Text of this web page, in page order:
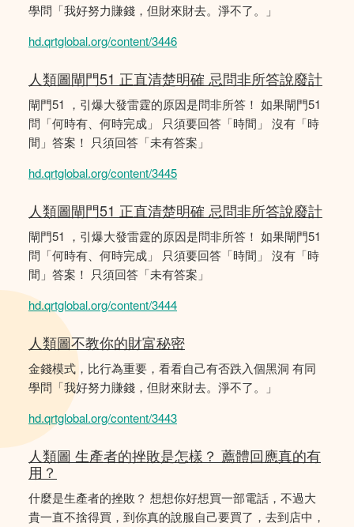
學問「我好努力賺錢，但財來財去。淨不了。」
hd.qrtglobal.org/content/3446
人類圖閘門51 正直清楚明確 忌問非所答說廢計
閘門51 ，引爆大發雷霆的原因是問非所答！ 如果閘門51
問「何時有、何時完成」 只須要回答「時間」 沒有「時
間」答案！ 只須回答「未有答案」
hd.qrtglobal.org/content/3445
人類圖閘門51 正直清楚明確 忌問非所答說廢計
閘門51 ，引爆大發雷霆的原因是問非所答！ 如果閘門51
問「何時有、何時完成」 只須要回答「時間」 沒有「時
間」答案！ 只須回答「未有答案」
hd.qrtglobal.org/content/3444
人類圖不教你的財富秘密
金錢模式，比行為重要，看看自己有否跌入個黑洞 有同
學問「我好努力賺錢，但財來財去。淨不了。」
hd.qrtglobal.org/content/3443
人類圖 生產者的挫敗是怎樣？ 薦體回應真的有
用？
什麼是生產者的挫敗？ 想想你好想買一部電話，不過大
貴一直不捨得買，到你真的說服自己要買了，去到店中，